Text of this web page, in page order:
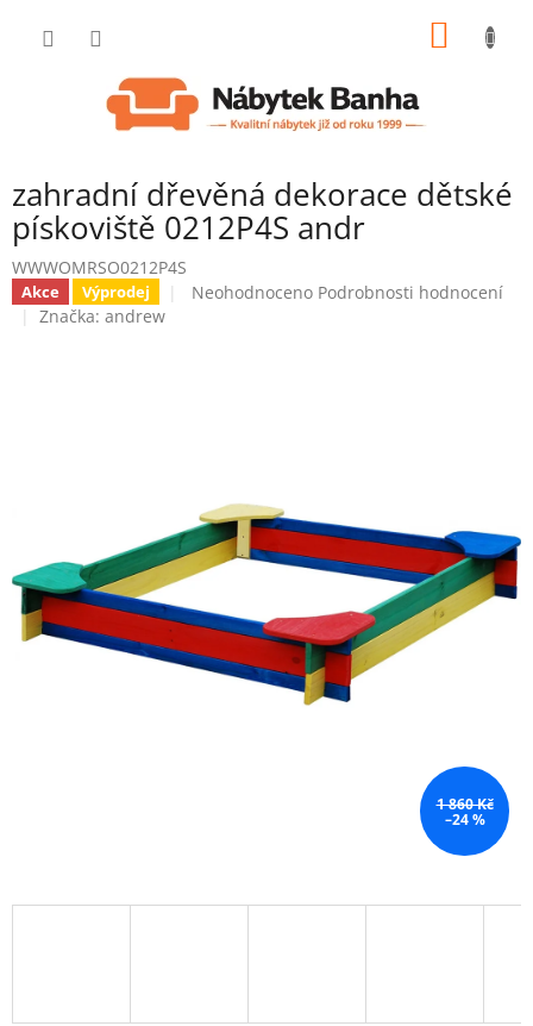
zahradní dřevěná dekorace dětské
pískoviště 0212P4S andr
WWWOMRSO0212P4S
Akce Výprodej
Průměrné
Neohodnoceno Podrobnosti hodnocení
Značka: andrew
1 860 Kč
–24 %